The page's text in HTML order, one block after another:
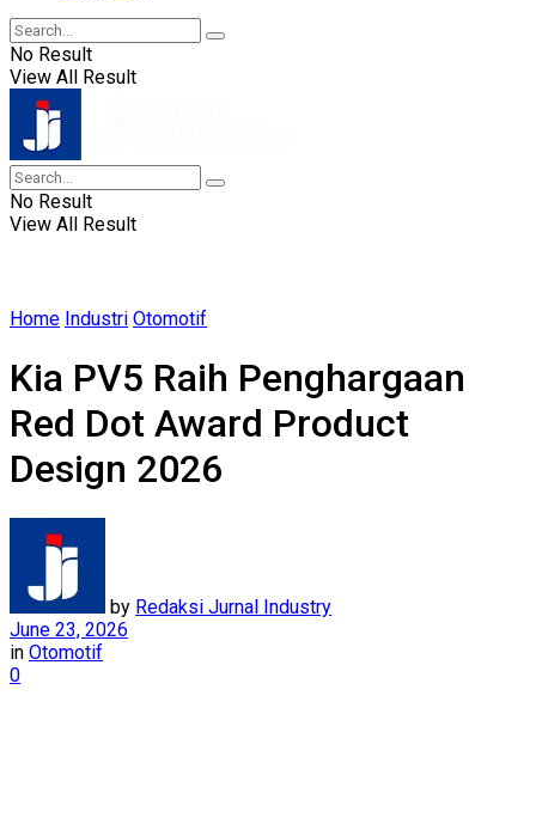
No Result
View All Result
No Result
View All Result
Home Industri Otomotif
Kia PV5 Raih Penghargaan
Red Dot Award Product
Design 2026
by Redaksi Jurnal Industry
June 23, 2026
in Otomotif
0